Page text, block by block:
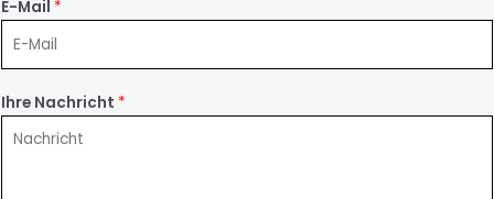
E-Mail *
Ihre Nachricht *